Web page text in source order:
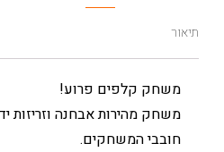
תיאור
משחק קלפים פרוע!
משחק מהירות אבחנה
חובבי המשחקים.